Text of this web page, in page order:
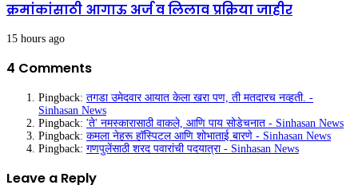
क्रमांकांसाठी आगाऊ अर्ज व लिलाव प्रक्रिया जाहीर
15 hours ago
4 Comments
Pingback: तगडा उमेदवार आयात केला खरा पण, ती मतदारच नव्हती. -
Sinhasan News
Pingback: 'ते' नमस्कारासाठी वाकले, आणि पाय सोडेचनात - Sinhasan News
Pingback: कमला नेहरू हॉस्पिटल आणि शोभाताई बारणे - Sinhasan News
Pingback: गणपुलेंसाठी शरद पवारांची पदयात्रा - Sinhasan News
Leave a Reply